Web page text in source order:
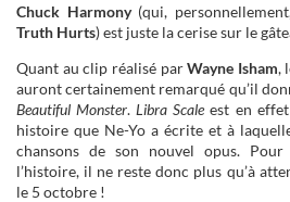
Chuck Harmony(qui,
Truth Hurts) est juste la cerise sur le
Quant au clip réalisé parWayne Isham,
auront certainement remarqué qu’il
Beautiful Monster.Libra Scale est en
histoire que Ne-Yo a écrite et à
chansons de son nouvel opus.
l’histoire, il ne reste donc plus qu’à
le 5 octobre !